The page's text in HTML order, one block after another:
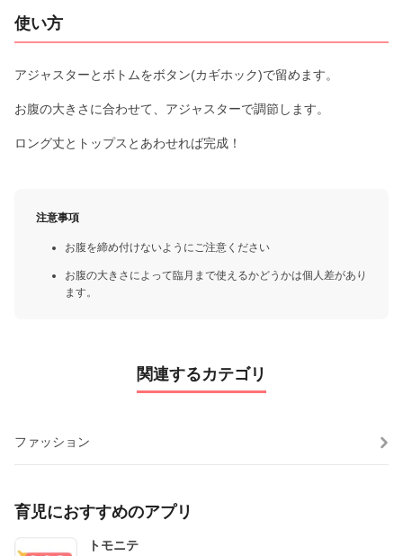
使い方
アジャスターとボトムをボタン(カギホック)で留めます。
お腹の大きさに合わせて、アジャスターで調節します。
ロング丈とトップスとあわせれば完成！
注意事項
お腹を締め付けないようにご注意ください
お腹の大きさによって臨月まで使えるかどうかは個人差があり
ます。
関連するカテゴリ
ファッション
育児におすすめのアプリ
トモニテ